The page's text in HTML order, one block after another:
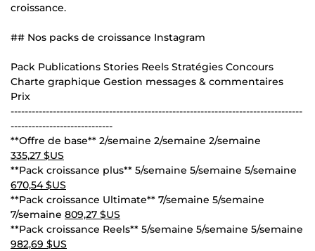
croissance.
## Nos packs de croissance Instagram
Pack Publications Stories Reels Stratégies Concours
Charte graphique Gestion messages & commentaires
Prix
-----------------------------------------------------------------------------------
-----------------------------
**Offre de base** 2/semaine 2/semaine 2/semaine
335,27 $US
**Pack croissance plus** 5/semaine 5/semaine 5/semaine
670,54 $US
**Pack croissance Ultimate** 7/semaine 5/semaine
7/semaine 809,27 $US
**Pack croissance Reels** 5/semaine 5/semaine 5/semaine
982,69 $US